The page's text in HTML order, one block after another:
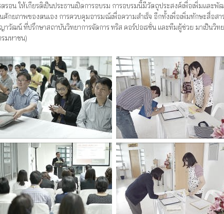
อน ให้เกียรติเป็นประธานเปิดการอบรม การอบรมนี้มีวัตถุประสงค์เพื่อเพิ่มและ
นศักยภาพของตนเอง การควบคุมอารมณ์เพื่อความสำเร็จ อีกทั้งเพื่อเพิ่มทักษะสื่อ
ฒน์ ที่ปรึกษาสถาบันวิทยาการจัดการ ทริส คอร์ปอเรชั่น และทีมผู้ช่วย มาเป็นวิท
มหาชน)